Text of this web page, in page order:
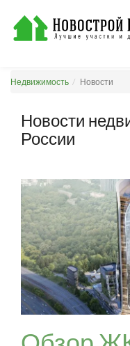
Недвижимость Новости
Новости
России